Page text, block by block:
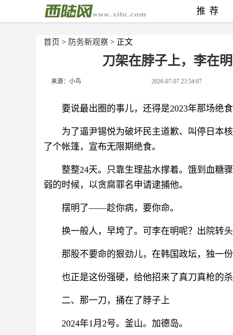
首页 > 防务新观察 > 正文
刀架在脖子上，李在
来源：小鸟 2026-07-07 23:54:07
要说最出圈的事儿，还得是2023年那场绝食
为了逼尹锡悦为破坏民主道歉、叫停日本
了个帐篷，宣布无限期绝食。
整整24天。只靠生理盐水撑着。饿到血糖
弱的时候，以贪腐罪名申请逮捕他。
摆明了——趁你病，要你命。
换一般人，早垮了。可李在明呢？出院转
那股不要命的狠劲儿，在韩国政坛，独一份
也正是这份强硬，给他招来了真刀真枪的杀
二、那一刀，捅在了脖子上
2024年1月2号。釜山。加德岛。
推荐